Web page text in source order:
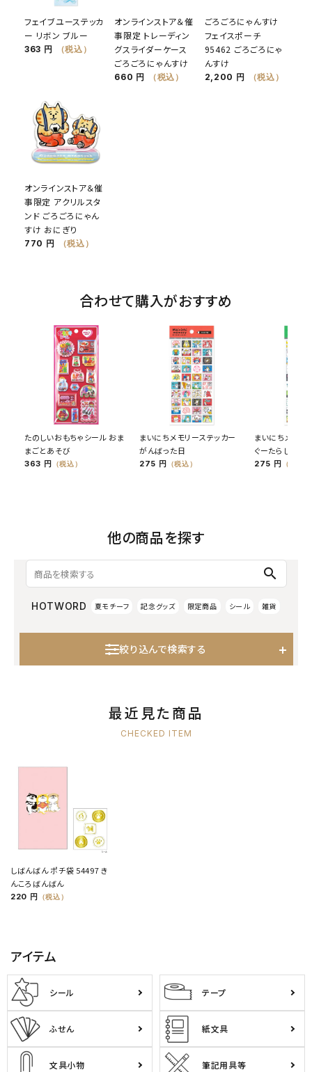
フェイブユーステッカ
ー リボン ブルー
363 円 （税込）
オンラインストア＆催
事限定 トレーディン
グスライダーケース
ごろごろにゃんすけ
660 円 （税込）
ごろごろにゃんすけ
フェイスポーチ
95462 ごろごろにゃ
んすけ
2,200 円 （税込）
オンラインストア＆催
事限定 アクリルスタ
ンド ごろごろにゃん
すけ おにぎり
770 円 （税込）
合わせて購入がおすすめ
たのしいおもちゃシール おま
まごとあそび
363 円 （税込）
まいにちメモリーステッカー
がんばった日
275 円 （税込）
まいにちメモリ
ぐーたらした日
275 円 （税込）
他の商品を探す
search
HOTWORD 夏モチーフ 記念グッズ 限定商品 シール 雑貨
絞り込んで検索する
最近見た商品
CHECKED ITEM
しばんばん ポチ袋 54497 き
んころばんばん
220 円 （税込）
アイテム
シール テープ
ふせん 紙文具
文具小物 筆記用具等